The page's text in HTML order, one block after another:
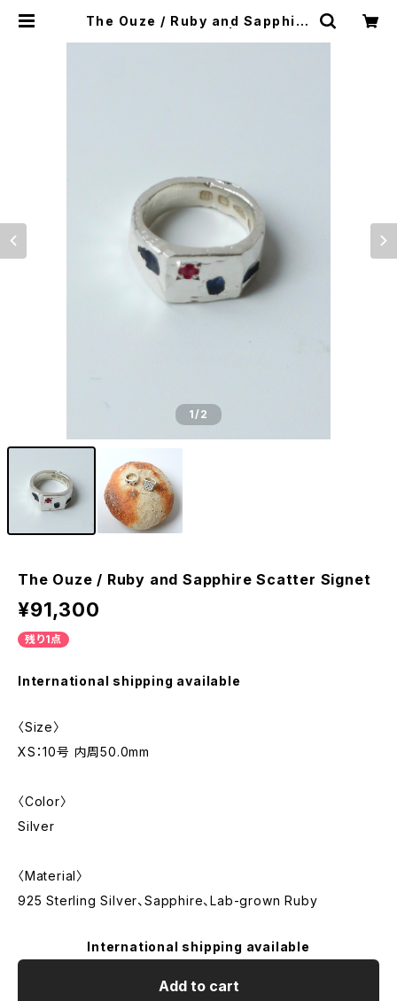
The Ouze / Ruby and Sapphire
1/2
The Ouze / Ruby and Sapphire Scatter Signet
¥91,300
残り1点
International shipping available
〈Size〉
XS：10号 内周50.0mm
〈Color〉
Silver
〈Material〉
925 Sterling Silver、Sapphire、Lab-grown Ruby
International shipping available
Add to cart